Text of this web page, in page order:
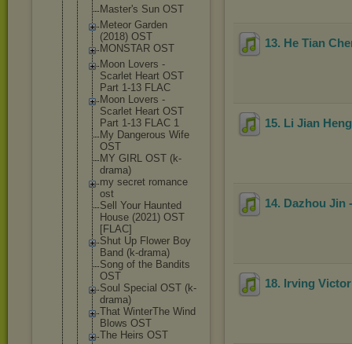
Master's Sun OST
Meteor Garden
(2018) OST
MONSTAR OST
Moon Lovers -
Scarlet Heart OST
Part 1-13 FLAC
Moon Lovers -
Scarlet Heart OST
Part 1-13 FLAC 1
My Dangerous Wife
OST
MY GIRL OST (k-
drama)
my secret romance
ost
Sell Your Haunted
House (2021) OST
[FLAC]
Shut Up Flower Boy
Band (k-drama)
Song of the Bandits
OST
Soul Special OST (k-
drama)
That WinterThe Wind
Blows OST
The Heirs OST
13. He Tian
15. Li Jian
14. Dazhou Jin
18. Irving